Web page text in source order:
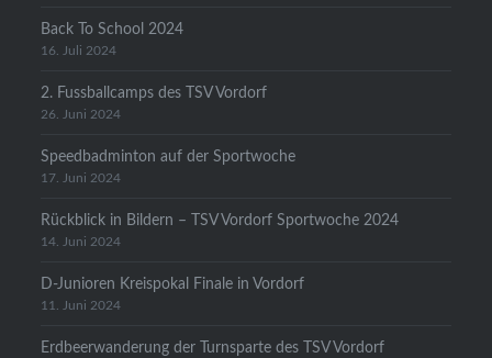
Back To School 2024
16. Juli 2024
2. Fussballcamps des TSV Vordorf
26. Juni 2024
Speedbadminton auf der Sportwoche
17. Juni 2024
Rückblick in Bildern – TSV Vordorf Sportwoche 2024
14. Juni 2024
D-Junioren Kreispokal Finale in Vordorf
11. Juni 2024
Erdbeerwanderung der Turnsparte des TSV Vordorf